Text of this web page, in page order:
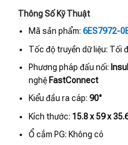
Thông Số Kỹ Thuật
Mã sản phẩm:6ES7972-
Tốc độ truyền dữ liệu: Tối
Phương pháp đấu nối:
nghệ FastConnect
Kiểu đầu ra cáp:90°
Kích thước: 15.8 x 59 x
Ổ cắm PG: Không có